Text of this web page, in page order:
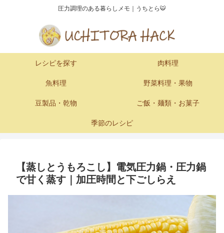
圧力調理のある暮らしメモ｜うちとら🐯
レシピを探す 肉料理
魚料理 野菜料理・果物
豆製品・乾物 ご飯・麺類・お菓子
季節のレシピ
【蒸しとうもろこし】電気圧力鍋・圧力鍋
で甘く蒸す｜加圧時間と下ごしらえ